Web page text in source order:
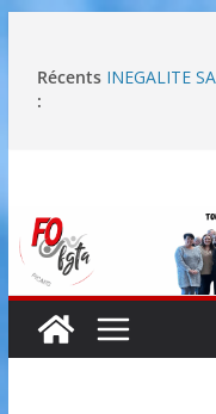
contenu
Récents
:
INEGALITE
FGTA-FO